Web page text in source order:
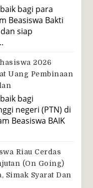
bagi para
Beasiswa Bakti
siap
2026
Uang Pembinaan
bagi
negeri (PTN) di
Beasiswa BAIK
Riau Cerdas
(On Going)
Simak Syarat Dan